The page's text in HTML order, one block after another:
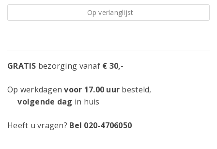
Op verlanglijst
GRATIS bezorging vanaf € 30,-
Op werkdagenvoor 17.00 uur besteld,
volgende dag in huis
Heeft u vragen? Bel 020-4706050